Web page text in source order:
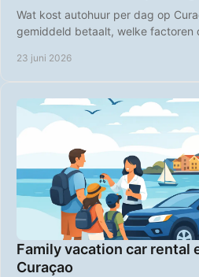
Wat kost autohuur per dag op
gemiddeld betaalt, welke factoren
23 juni 2026
Family vacation car rental
Curaçao